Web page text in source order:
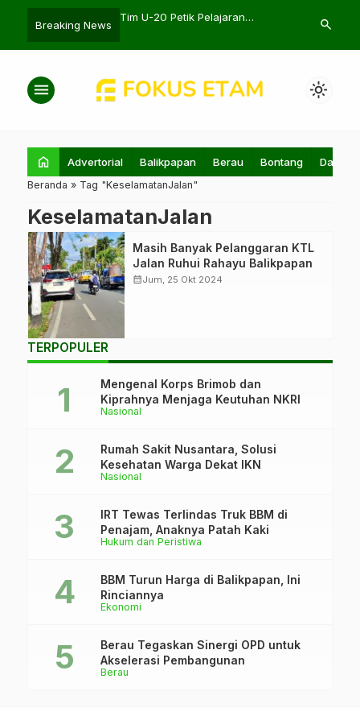
Breaking News
Tim U-20 Petik Pelajaran
2024
KENARI KPI
search
menu light_mode
home Advertorial Balikpapan Berau Bontang Daerah
Beranda » Tag "KeselamatanJalan"
KeselamatanJalan
Mobil yang
melanggar aturan
larangan parkir di
Jalan Ruhui
Rahayu. (Foto:
FokusEtam.com)
Masih Banyak Pelanggaran KTL
Jalan Ruhui Rahayu Balikpapan
calendar_monthJum, 25 Okt 2024
TERPOPULER
Nasional
Mengenal Korps Brimob dan
Kiprahnya Menjaga Keutuhan NKRI
Nasional
Rumah Sakit Nusantara, Solusi
Kesehatan Warga Dekat IKN
Hukum dan Peristiwa
IRT Tewas Terlindas Truk BBM di
Penajam, Anaknya Patah Kaki
Ekonomi
BBM Turun Harga di Balikpapan, Ini
Rinciannya
Berau
Berau Tegaskan Sinergi OPD untuk
Akselerasi Pembangunan